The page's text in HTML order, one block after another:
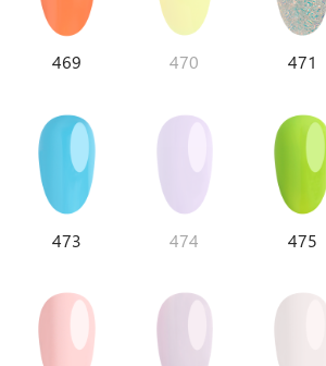
469 470 471
473 474 475